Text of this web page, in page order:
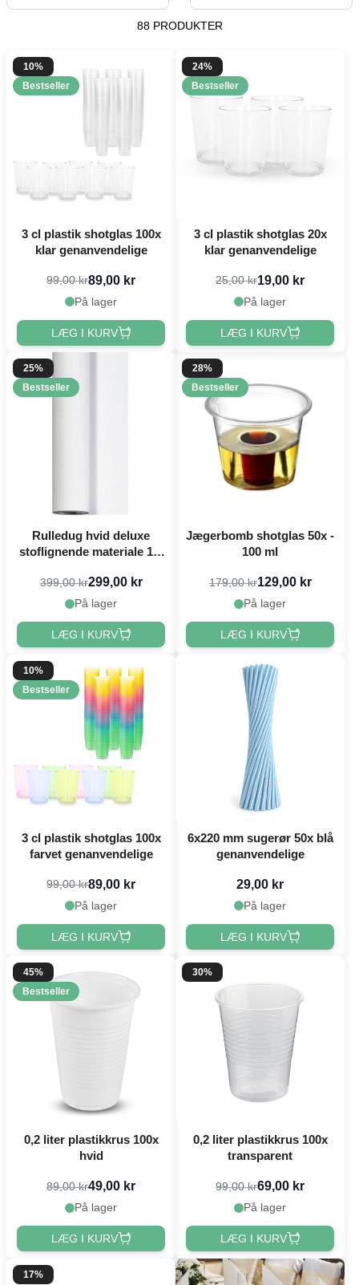
88 PRODUKTER
10%
Bestseller
3 cl plastik shotglas 100x
klar genanvendelige
99,00 kr89,00 kr
På lager
LÆG I KURV
24%
Bestseller
3 cl plastik shotglas 20x
klar genanvendelige
25,00 kr19,00 kr
På lager
LÆG I KURV
25%
Bestseller
Rulledug hvid deluxe
stoflignende materiale 1,2
399,00 kr299,00 kr
På lager
LÆG I KURV
28%
Bestseller
Jægerbomb shotglas 50x -
100 ml
179,00 kr129,00 kr
På lager
LÆG I KURV
10%
Bestseller
3 cl plastik shotglas 100x
farvet genanvendelige
99,00 kr89,00 kr
På lager
LÆG I KURV
6x220 mm sugerør 50x blå
genanvendelige
29,00 kr
På lager
LÆG I KURV
45%
Bestseller
0,2 liter plastikkrus 100x
hvid
89,00 kr49,00 kr
På lager
LÆG I KURV
30%
0,2 liter plastikkrus 100x
transparent
99,00 kr69,00 kr
På lager
LÆG I KURV
17%